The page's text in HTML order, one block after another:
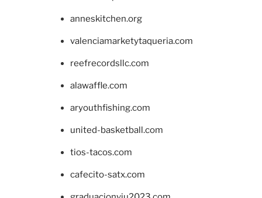
anneskitchen.org
valenciamarketytaqueria.com
reefrecordsllc.com
alawaffle.com
aryouthfishing.com
united-basketball.com
tios-tacos.com
cafecito-satx.com